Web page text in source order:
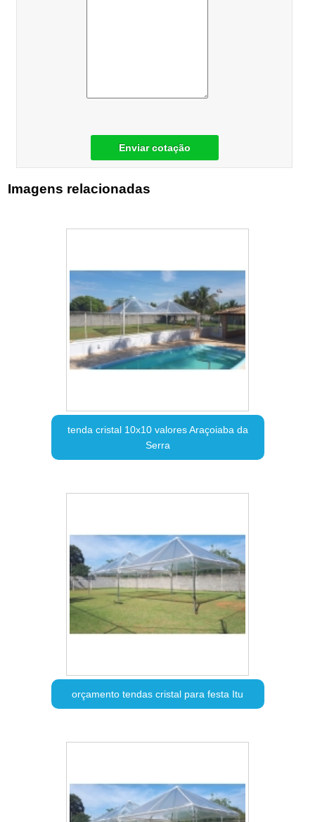
Enviar cotação
Imagens relacionadas
tenda cristal 10x10 valores Araçoiaba da
Serra
orçamento tendas cristal para festa Itu